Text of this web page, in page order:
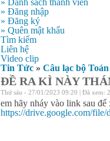
» Danh sách thành viên
» Đăng nhập
» Đăng ký
» Quên mật khẩu
Tìm kiếm
Liên hệ
Video clip
Tin Tức » Câu lạc bộ
ĐỀ RA KÌ NÀY
Thứ sáu - 27/01/2023 09:20 | Đã xem:
em hãy nháy vào link sau
https://drive.google.com/